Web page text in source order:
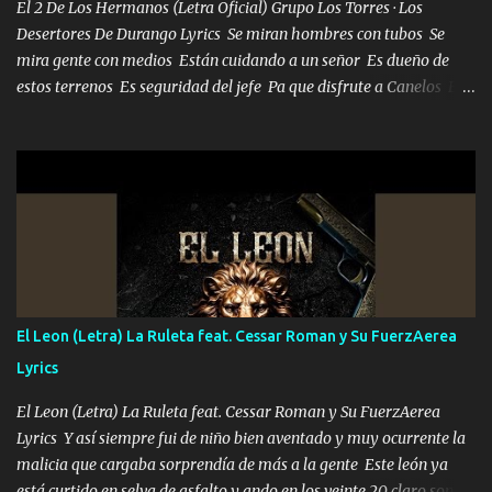
El 2 De Los Hermanos (Letra Oficial) Grupo Los Torres · Los
Desertores De Durango Lyrics Se miran hombres con tubos Se
mira gente con medios Están cuidando a un señor Es dueño de
estos terrenos Es seguridad del jefe Pa que disfrute a Canelos Es
ni tampoco las mujeres porque es platica de grandes por eso hay
que estar alegres doy las instrucciones para atender los deberes
Música Si es que salta algún problema de confianza tengo gente
ahí está el Hombre Cuarenta y también Pariente 7 arreglan
cualquier problema no más es cuestión que ordené NOS HACE
FALTA UN HERMANO DE CLAVE ERA EL 24 SIEMPRE FUE UN
HOMBRE VALIENTE POR ALGO M'URIÓ PELEAND0 SIEMPRE
VIO POR LA FAMILIA PARA QUE SIGA EL LEGADO Es el DOS de
los HERMANOS un cerebro inteligente y com...
El Leon (Letra) La Ruleta feat. Cessar Roman y Su FuerzAerea
Lyrics
El Leon (Letra) La Ruleta feat. Cessar Roman y Su FuerzAerea
Lyrics Y así siempre fui de niño bien aventado y muy ocurrente la
malicia que cargaba sorprendía de más a la gente Este león ya